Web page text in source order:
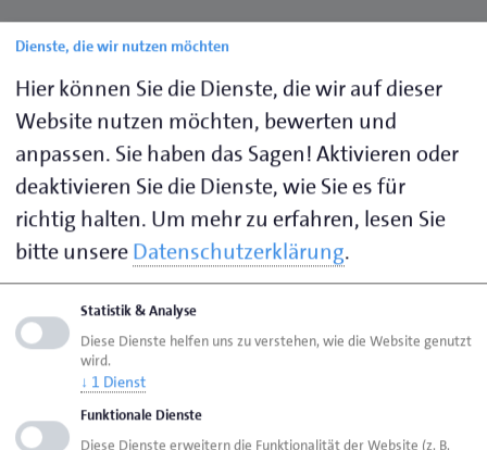
Eine Ausnahme gilt allerdings für Handwerkerinnen
und Handwerker und ihre Beschäftigten, die Messer
im unmittelbaren Zusammenhang mit ihrer
Berufsausübung nutzen sowie für Personen, die
Waffen und Messer nicht zugriffsbereit von einem Ort
zum anderen befördern. Da der – womöglich sehr
eingeschränkte - Anwendungsbereich der
erstgenannten Ausnahme für Handwerker noch nicht
abschließend geklärt ist, empfehlen wir Ihnen, Ihre
Mitarbeitenden aufzufordern, Arbeitswerkzeuge im
öffentlichen Personenverkehr nicht offen am
Werkzeuggürtel oder in Taschen ihrer Arbeitskleidung
mitzuführen. Sie sollten so verstaut werden, dass sie
nicht zugriffsbereit sind, zum Beispiel in einem
Dienste, die wir nutzen möchten
Hier können Sie die Dienste, die wir auf dieser
Website nutzen möchten, bewerten und
anpassen. Sie haben das Sagen! Aktivieren oder
deaktivieren Sie die Dienste, wie Sie es für
richtig halten. Um mehr zu erfahren, lesen Sie
bitte unsereDatenschutzerklärung.
Statistik & Analyse
Diese Dienste helfen uns zu verstehen, wie die Website genutzt
wird.
↓ 1 Dienst
Funktionale Dienste
Diese Dienste erweitern die Funktionalität der Website (z. B.